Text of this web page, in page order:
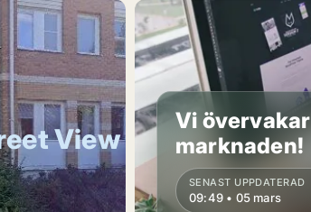
View
Vi övervakar
marknaden!
SENAST UPPDATERAD
09:49 • 05 mars